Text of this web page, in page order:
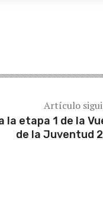
Artículo
la etapa 1 de la
de la Juventud